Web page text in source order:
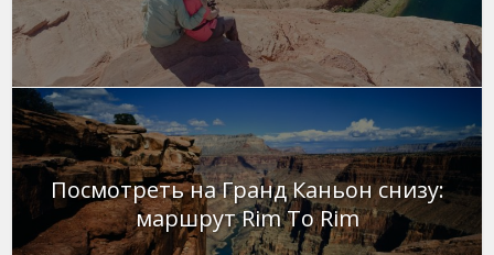
Посмотреть на Гранд Каньон снизу:
маршрут Rim To Rim